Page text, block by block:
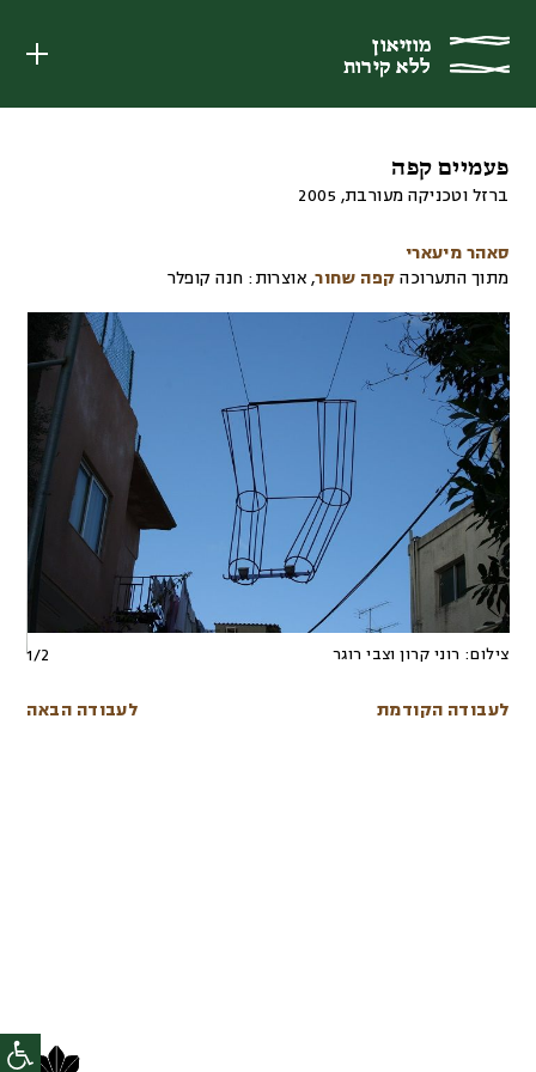
מוזיאון
ללא קירות
מוזיאון
ללא קירות
פעמיים קפה
ברזל וטכניקה מעורבת,
2005
סאהר מיעארי
מתוך התערוכה קפה שחור, אוצרות: חנה קופלר
צילום: רוני קרון וצבי רוגר 1/2
לעבודה הקודמת לעבודה הבאה